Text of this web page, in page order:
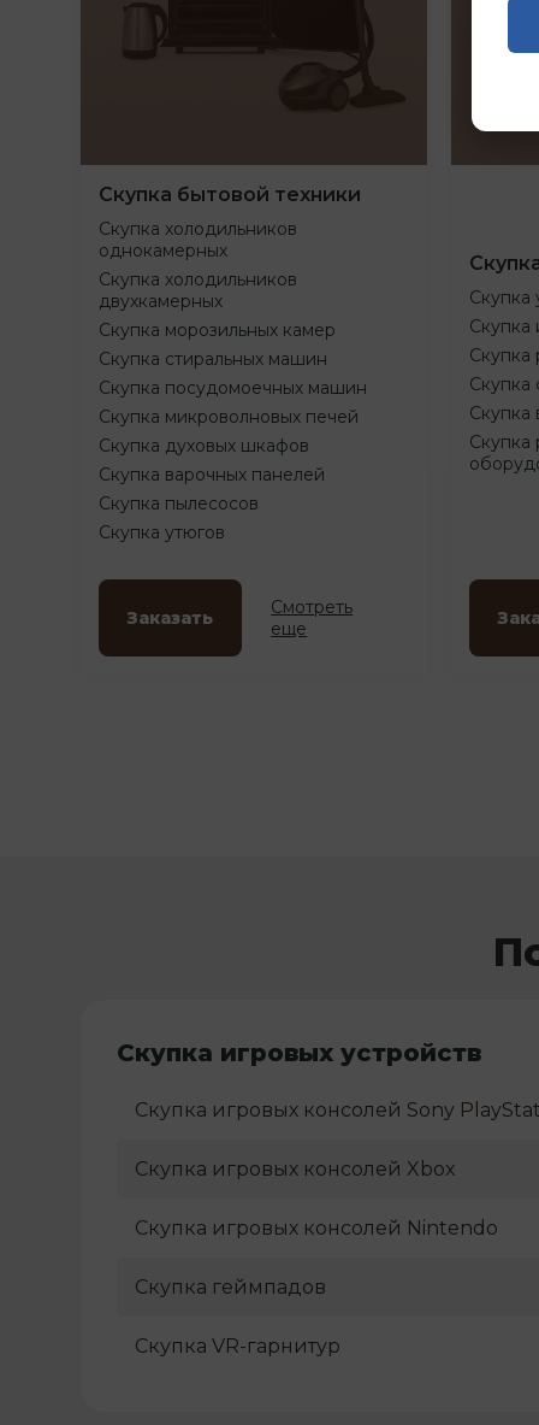
Скупка бытовой техники
Скупка холодильников
однокамерных
Скупка холодильников
двухкамерных
Скупка морозильных камер
Скупка стиральных машин
Скупка посудомоечных машин
Скупка микроволновых печей
Скупка духовых шкафов
Скупка варочных панелей
Скупка пылесосов
Скупка утюгов
Заказать
Смотреть
еще
Скупка
Скупка
Скупка
Скупка
Скупка
Скупка
Скупка игровых устройств
Скупка игровых консолей Sony
Скупка игровых консолей Xbox
Скупка игровых консолей Nintendo
Скупка геймпадов
Скупка VR-гарнитур